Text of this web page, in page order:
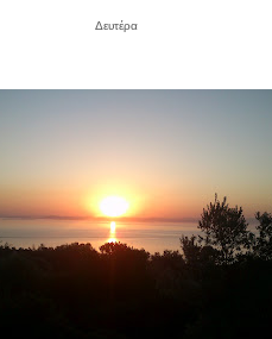
Δευτέρα